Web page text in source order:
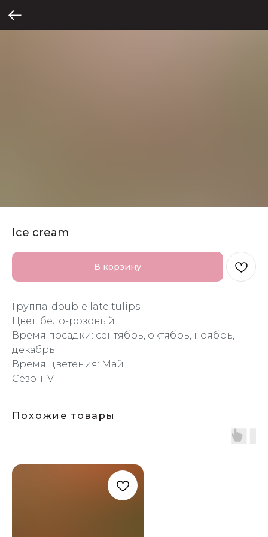
Ice cream
В корзину
Группа: double late tulips
Цвет: бело-розовый
Время посадки: сентябрь, октябрь, ноябрь,
декабрь
Время цветения: Май
Сезон: V
Похожие товары